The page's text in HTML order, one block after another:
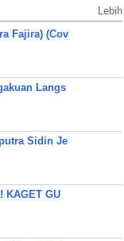
Lebih
Fajira) (Cov
Langs
Sidin Je
KAGET GU